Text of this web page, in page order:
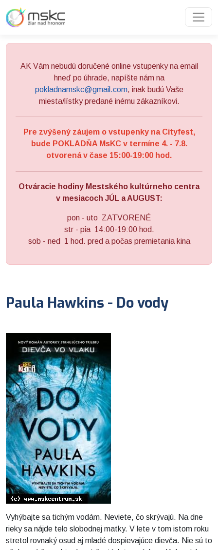
AK Vám nebudú doručené online vstupenky na email
hneď po úhrade, napíšte nám na
pokladnamskc@gmail.com, inak budú Vaše
miesta/lístky predané inému zákazníkovi.
Pre zvýšený záujem o vstupenky na Cityfest,
bude POKLADŇA MsKC v termíne 4. - 7.8.
otvorená v čase 15:00-19:00 hod.
Otváracie hodiny Mestského kultúrneho centra
v mesiacoch JÚL a AUGUST:
pon - uto ZATVORENÉ
str - pia 14:00-19:00 hod.
sob - ned 1 hod. pred a počas premietania kina
Paula Hawkins - Do vody
Vyhýbajte sa tichým vodám. Neviete, čo skrývajú. Na dne
rieky sa nájde telo slobodnej matky. V lete v tom istom roku
stretol rovnaký osud aj mladé dospievajúce dievča. Nie sú to